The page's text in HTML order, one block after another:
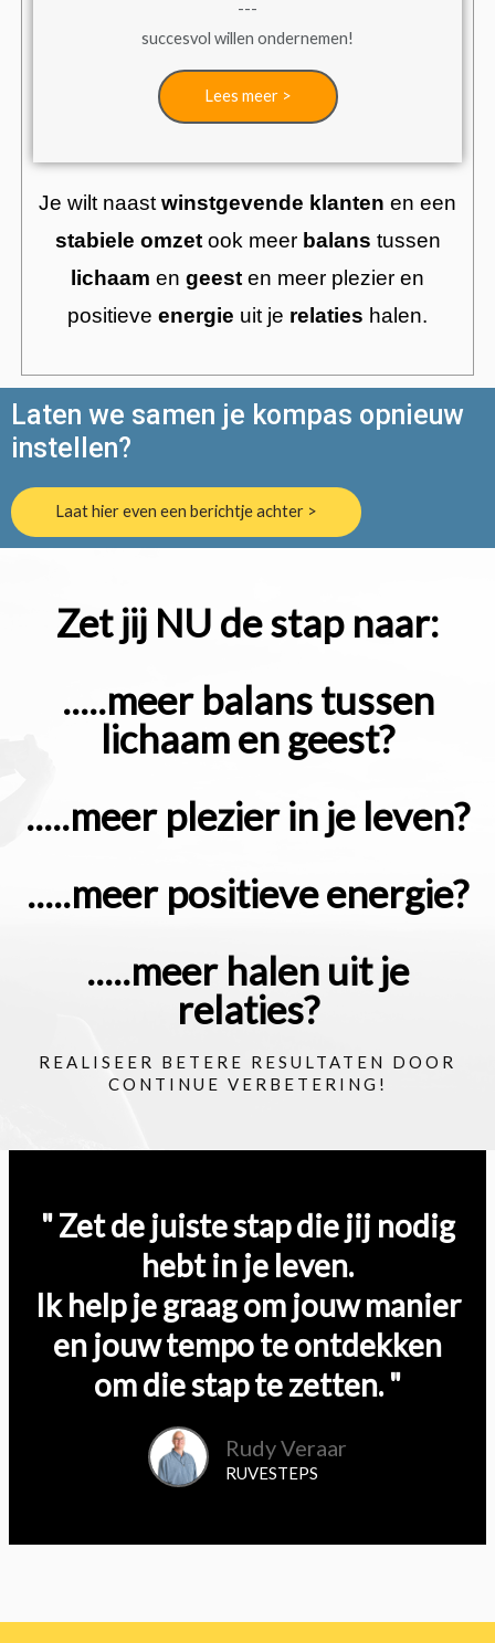
---
succesvol willen ondernemen!
Lees meer >
Je wilt naast winstgevende klanten en een
stabiele omzetook meer balans tussen
lichaam en geest en meer plezier en
positieve energie uit je relaties halen.
Laten we samen je kompas opnieuw
instellen?
Laat hier even een berichtje achter >
Zet jij NU de stap naar:
.....meer balans tussen
lichaam en geest?
.....meer plezier in je leven?
.....meer positieve energie?
.....meer halen uit je
relaties?
REALISEER BETERE RESULTATEN DOOR
CONTINUE VERBETERING!
" Zet de juiste stap die jij nodig
hebt in je leven.
Ik help je graag om jouw manier
en jouw tempo te ontdekken
om die stap te zetten. "
Rudy Veraar
RUVESTEPS